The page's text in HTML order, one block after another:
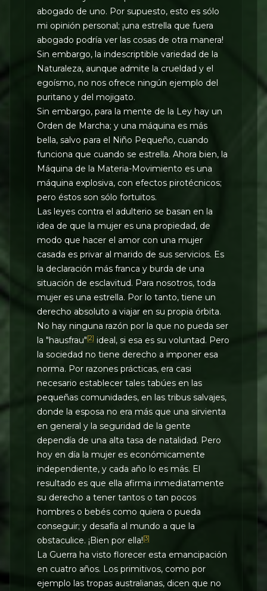
abogado de uno. Por supuesto, esto es sólo
mi opinión personal; ¡una estrella que fuera
abogado podría ver las cosas de otra manera!
Sin embargo, la indescriptible variedad de la
Naturaleza, aunque admite la crueldad y el
egoísmo, no nos ofrece ningún ejemplo del
puritano y del mojigato.
Sin embargo, para la mente de la Ley hay un
Orden de Marcha; y una máquina es más
bella, salvo para el Niño Pequeño, cuando
funciona que cuando se estrella. Ahora bien, la
Máquina de la Materia-Movimiento es una
máquina explosiva, con efectos pirotécnicos;
pero éstos son sólo fortuitos.
Las leyes contra el adulterio se basan en la
idea de que la mujer es una propiedad, de
modo que hacer el amor con una mujer
casada es privar al marido de sus servicios. Es
la declaración más franca y burda de una
situación de esclavitud. Para nosotros, toda
mujer es una estrella. Por lo tanto, tiene un
derecho absoluto a viajar en su propia órbita.
No hay ninguna razón por la que no pueda ser
la "hausfrau"[2] ideal, si esa es su voluntad. Pero
la sociedad no tiene derecho a imponer esa
norma. Por razones prácticas, era casi
necesario establecer tales tabúes en las
pequeñas comunidades, en las tribus salvajes,
donde la esposa no era más que una sirvienta
en general y la seguridad de la gente
dependía de una alta tasa de natalidad. Pero
hoy en día la mujer es económicamente
independiente, y cada año lo es más. El
resultado es que ella afirma inmediatamente
su derecho a tener tantos o tan pocos
hombres o bebés como quiera o pueda
conseguir; y desafía al mundo a que la
obstaculice. ¡Bien por ella![3]
La Guerra ha visto florecer esta emancipación
en cuatro años. Los primitivos, como por
ejemplo las tropas australianas, dicen que no